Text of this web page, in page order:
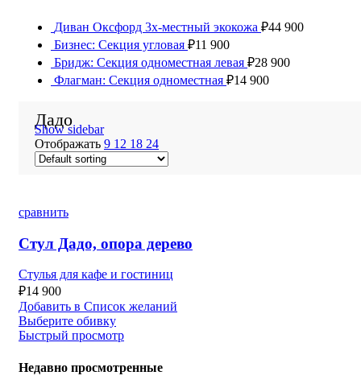
Диван Оксфорд 3х-местный экокожа ₽44 900
Бизнес: Секция угловая ₽11 900
Бридж: Секция одноместная левая ₽28 900
Флагман: Секция одноместная ₽14 900
Дадо
Show sidebar
Отображать 9 12 18 24
сравнить
Стул Дадо, опора дерево
Стулья для кафе и гостиниц
₽14 900
Добавить в Список желаний
Выберите обивку
Быстрый просмотр
Недавно просмотренные